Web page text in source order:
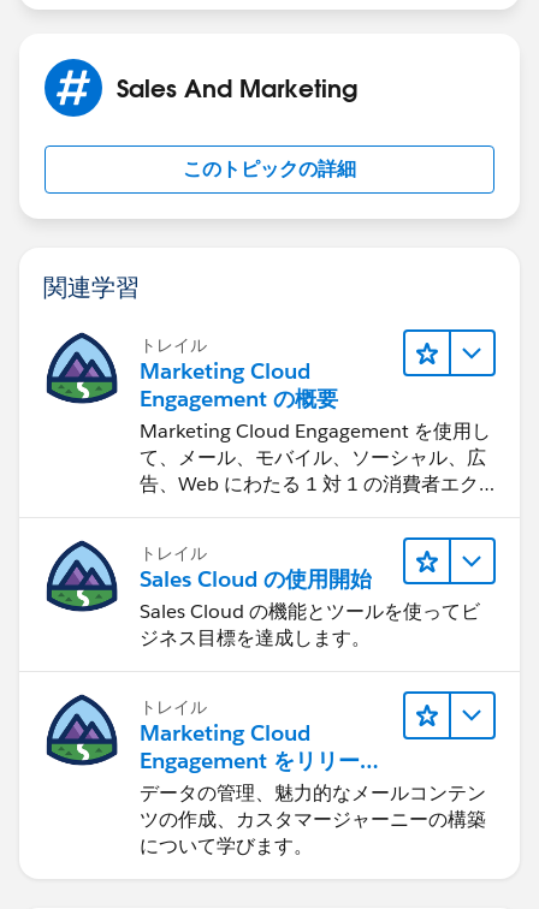
Sales And Marketing
このトピックの詳細
関連学習
トレイル
Marketing Cloud
Engagement の概要
Marketing Cloud Engagement を使用し
て、メール、モバイル、ソーシャル、広
告、Web にわたる 1 対 1 の消費者エク
トレイル
Sales Cloud の使用開始
Sales Cloud の機能とツールを使ってビ
ジネス目標を達成します。
トレイル
Marketing Cloud
Engagement をリリース
する
データの管理、魅力的なメールコンテン
ツの作成、カスタマージャーニーの構築
について学びます。